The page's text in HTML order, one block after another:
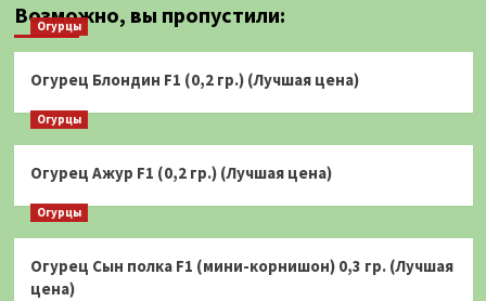
Возможно, вы пропустили:
Огурцы
Огурец Блондин F1 (0,2 гр.) (Лучшая цена)
Огурцы
Огурец Ажур F1 (0,2 гр.) (Лучшая цена)
Огурцы
Огурец Сын полка F1 (мини-корнишон) 0,3 гр. (Лучшая
цена)